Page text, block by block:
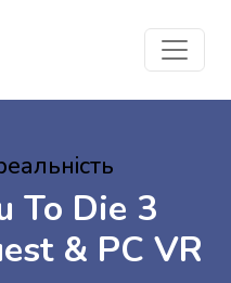
To Die 3
& PC VR